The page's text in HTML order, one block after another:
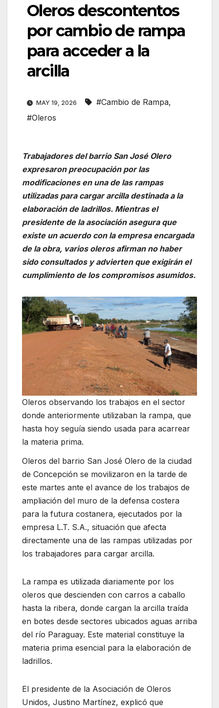
Oleros descontentos
por cambio de rampa
para acceder a la
arcilla
MAY 19, 2026 #Cambio de Rampa,
#Oleros
Trabajadores del barrio San José Olero
expresaron preocupación por las
modificaciones en una de las rampas
utilizadas para cargar arcilla destinada a la
elaboración de ladrillos. Mientras el
presidente de la asociación asegura que
existe un acuerdo con la empresa encargada
de la obra, varios oleros afirman no haber
sido consultados y advierten que exigirán el
cumplimiento de los compromisos asumidos.
Oleros observando los trabajos en el sector
donde anteriormente utilizaban la rampa, que
hasta hoy seguía siendo usada para acarrear
la materia prima.
Oleros del barrio San José Olero de la ciudad
de Concepción se movilizaron en la tarde de
este martes ante el avance de los trabajos de
ampliación del muro de la defensa costera
para la futura costanera, ejecutados por la
empresa L.T. S.A., situación que afecta
directamente una de las rampas utilizadas por
los trabajadores para cargar arcilla.
La rampa es utilizada diariamente por los
oleros que descienden con carros a caballo
hasta la ribera, donde cargan la arcilla traída
en botes desde sectores ubicados aguas arriba
del río Paraguay. Este material constituye la
materia prima esencial para la elaboración de
ladrillos.
El presidente de la Asociación de Oleros
Unidos, Justino Martínez, explicó que